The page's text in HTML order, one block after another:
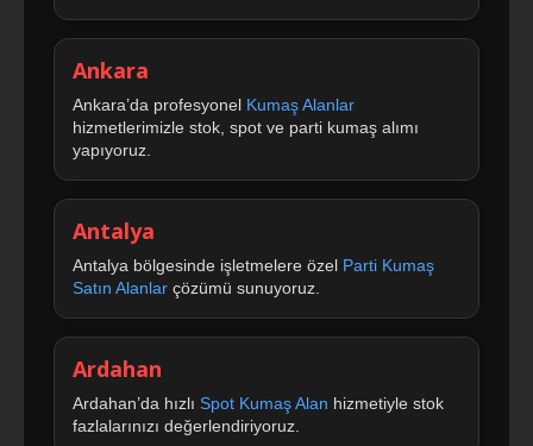
Ankara
Ankara’da profesyonel Kumaş Alanlar
hizmetlerimizle stok, spot ve parti kumaş alımı
yapıyoruz.
Antalya
Antalya bölgesinde işletmelere özel Parti Kumaş
Satın Alanlar çözümü sunuyoruz.
Ardahan
Ardahan’da hızlı Spot Kumaş Alan hizmetiyle stok
fazlalarınızı değerlendiriyoruz.